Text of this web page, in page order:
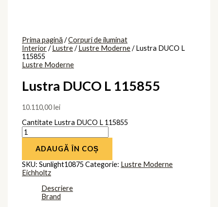
Prima pagină/Corpuri de iluminat
Interior/Lustre/Lustre Moderne/ Lustra DUCO L
115855
Lustre Moderne
Lustra DUCO L 115855
10.110,00lei
Cantitate Lustra DUCO L 115855
ADAUGĂ ÎN COȘ
SKU:Sunlight10875Categorie: Lustre Moderne
Eichholtz
Descriere
Brand